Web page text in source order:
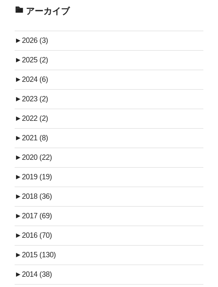
アーカイブ
► 2026 (3)
► 2025 (2)
► 2024 (6)
► 2023 (2)
► 2022 (2)
► 2021 (8)
► 2020 (22)
► 2019 (19)
► 2018 (36)
► 2017 (69)
► 2016 (70)
► 2015 (130)
► 2014 (38)